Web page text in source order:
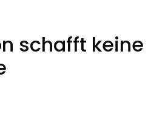
schafft keine